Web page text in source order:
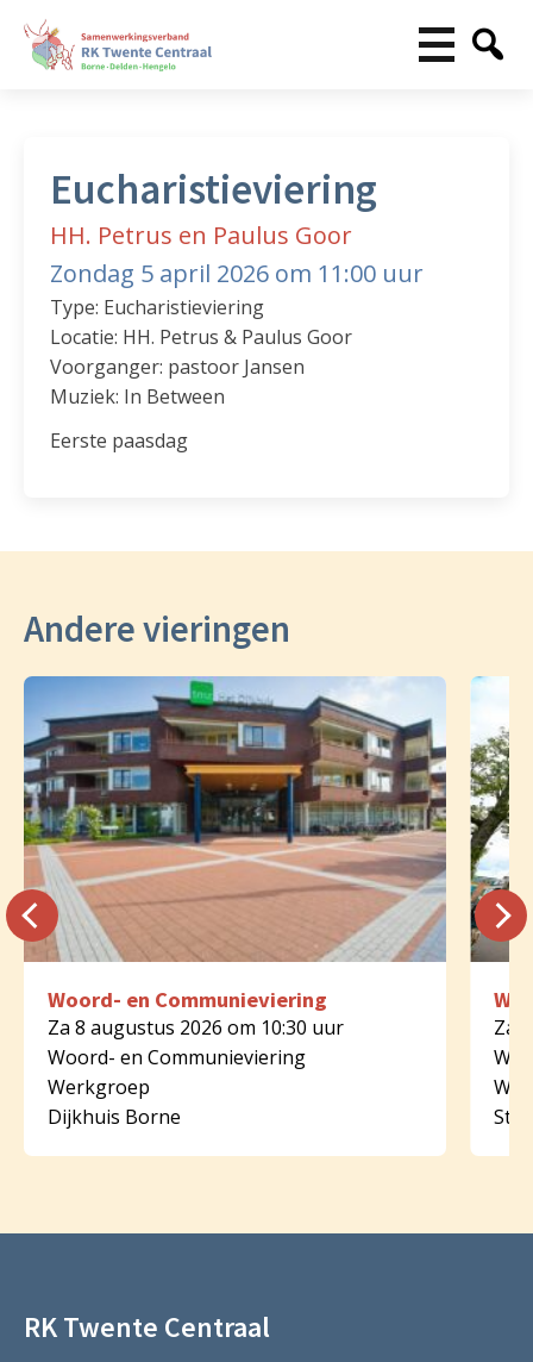
Eucharistieviering
HH. Petrus en Paulus Goor
Zondag 5 april 2026 om 11:00 uur
Type: Eucharistieviering
Locatie: HH. Petrus & Paulus Goor
Voorganger: pastoor Jansen
Muziek: In Between
Eerste paasdag
Andere vieringen
Woord- en Communieviering
Za 8 augustus 2026 om 10:30 uur
Woord- en Communieviering
Werkgroep
Dijkhuis Borne
Za
St.
RK Twente Centraal